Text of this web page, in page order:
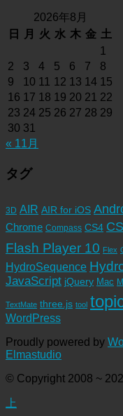
2026年8月
日
月 火 水 木 金 土
1
2
3 4 5 6 7
8
9
10 11 12 13 14 15
16 17 18 19 20 21 22
23 24 25 26 27 28 29
30 31
« 11月
タグ
3D AIR AIR for iOS
Chrome Compass CS4
Flash Player 10 Flex
HydroSequence
JavaScript jQuery Mac
TextMate three.js tool
WordPress
Proudly powered by
Elmastudio
© Copyright 2008 ~
上